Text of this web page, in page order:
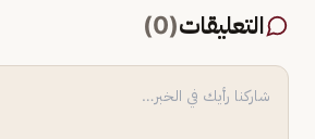
التعليقات(
0
)